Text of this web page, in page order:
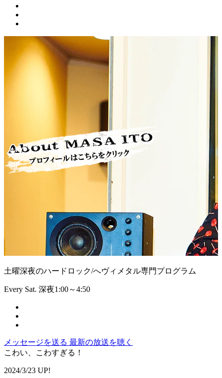
土曜深夜のハードロック/へヴィメタル専門プログラム
Every Sat. 深夜1:00～4:50
メッセージを送る 最新の放送を聴く
こわい、こわすぎる！
2024/3/23 UP!